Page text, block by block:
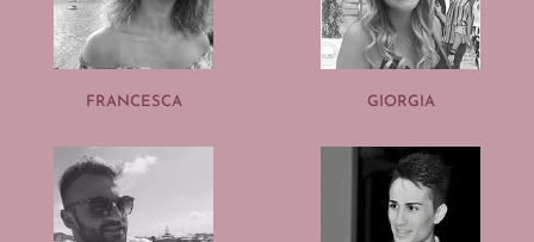
FRANCESCA GIORGIA